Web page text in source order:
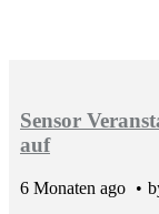
Sensor
auf
6 Monaten ago